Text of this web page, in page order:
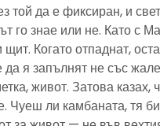
той да е фиксиран, и
го знае или не. Като с
Когато отпаднат,
да я запълнят не със
живот. Затова казах,
Чуеш ли камбаната, тя